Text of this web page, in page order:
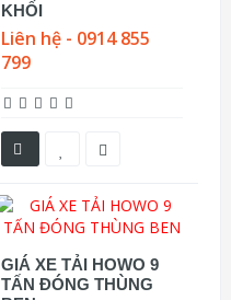
KHỐI
Liên hệ - 0914 855
799
GIÁ XE TẢI HOWO 9
TẤN ĐÓNG THÙNG